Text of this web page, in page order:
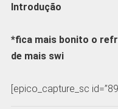
Introdução
*fica mais bonito o
de mais swi
[epico_capture_sc